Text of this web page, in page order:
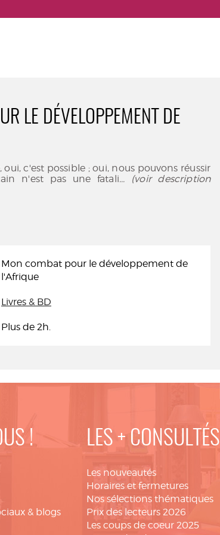
LE DÉVELOPPEMENT DE
c'est possible ; oui, nous pouvons réussir
n'est pas une fatali... (voir description
Mon combat pour le développement de
l'Afrique
Livres & BD
Plus de 2h.
!
& blogs
LES + CONSULTÉS
Les nouveautés
Horaires et fermetures
Nos sélections thématiques
Prix des lecteurs 2026
Les coups de coeur 2025